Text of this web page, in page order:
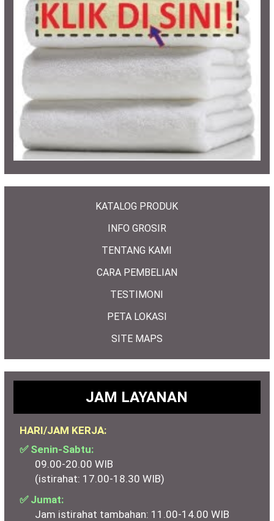
KATALOG PRODUK
INFO GROSIR
TENTANG KAMI
CARA PEMBELIAN
TESTIMONI
PETA LOKASI
SITE MAPS
JAM LAYANAN
HARI/JAM KERJA:
✅ Senin-Sabtu:
09.00-20.00 WIB
(istirahat: 17.00-18.30 WIB)
✅ Jumat:
Jam istirahat tambahan: 11.00-14.00 WIB